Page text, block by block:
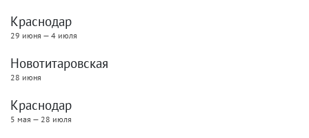
Краснодар
29 июня — 4 июля
Новотитаровская
28 июня
Краснодар
5 мая — 28 июля